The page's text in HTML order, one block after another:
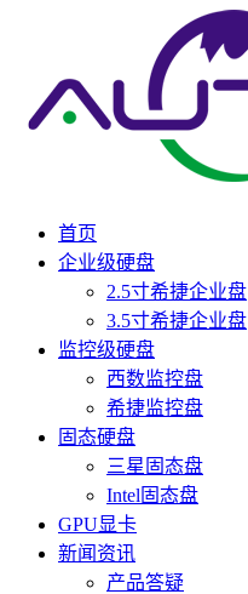
首页
企业级硬盘
2.5寸希捷企业盘
3.5寸希捷企业盘
监控级硬盘
西数监控盘
希捷监控盘
固态硬盘
三星固态盘
Intel固态盘
GPU显卡
新闻资讯
产品答疑